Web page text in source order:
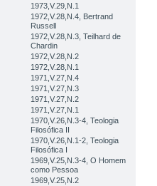
1973,V.29,N.1
1972,V.28,N.4, Bertrand
Russell
1972,V.28,N.3, Teilhard de
Chardin
1972,V.28,N.2
1972,V.28,N.1
1971,V.27,N.4
1971,V.27,N.3
1971,V.27,N.2
1971,V.27,N.1
1970,V.26,N.3-4, Teologia
Filosófica II
1970,V.26,N.1-2, Teologia
Filosófica I
1969,V.25,N.3-4, O Homem
como Pessoa
1969,V.25,N.2